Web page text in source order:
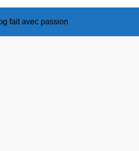
fait avec passion